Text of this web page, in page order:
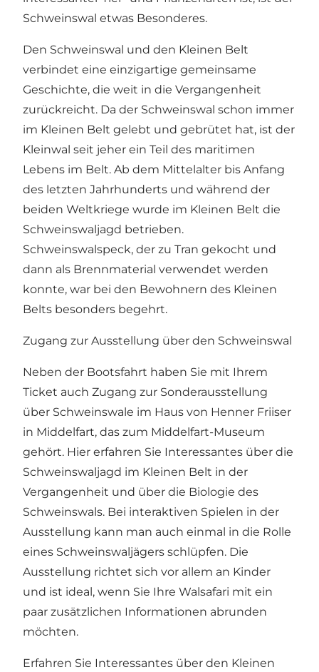
Schweinswal etwas Besonderes.
Den Schweinswal und den Kleinen Belt
verbindet eine einzigartige gemeinsame
Geschichte, die weit in die Vergangenheit
zurückreicht. Da der Schweinswal schon immer
im Kleinen Belt gelebt und gebrütet hat, ist der
Kleinwal seit jeher ein Teil des maritimen
Lebens im Belt. Ab dem Mittelalter bis Anfang
des letzten Jahrhunderts und während der
beiden Weltkriege wurde im Kleinen Belt die
Schweinswaljagd betrieben.
Schweinswalspeck, der zu Tran gekocht und
dann als Brennmaterial verwendet werden
konnte, war bei den Bewohnern des Kleinen
Belts besonders begehrt.
Zugang zur Ausstellung über den Schweinswal
Neben der Bootsfahrt haben Sie mit Ihrem
Ticket auch Zugang zur Sonderausstellung
über Schweinswale im Haus von Henner Friiser
in Middelfart, das zum Middelfart-Museum
gehört. Hier erfahren Sie Interessantes über die
Schweinswaljagd im Kleinen Belt in der
Vergangenheit und über die Biologie des
Schweinswals. Bei interaktiven Spielen in der
Ausstellung kann man auch einmal in die Rolle
eines Schweinswaljägers schlüpfen. Die
Ausstellung richtet sich vor allem an Kinder
und ist ideal, wenn Sie Ihre Walsafari mit ein
paar zusätzlichen Informationen abrunden
möchten.
Erfahren Sie Interessantes über den Kleinen